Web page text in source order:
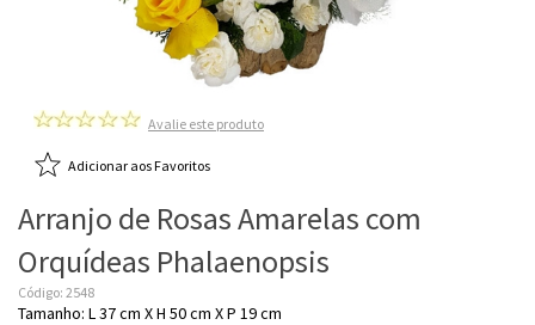
Avalie este produto
Adicionar aos Favoritos
Arranjo de Rosas Amarelas com
Orquídeas Phalaenopsis
Código: 2548
Tamanho: L 37 cm X H 50 cm X P 19 cm